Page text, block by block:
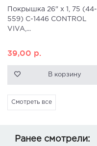
Покрышка 26" x 1, 75 (44-
559) C-1446 CONTROL
VIVA,...
39,00 р.
В корзину
Смотреть все
Ранее смотрели: